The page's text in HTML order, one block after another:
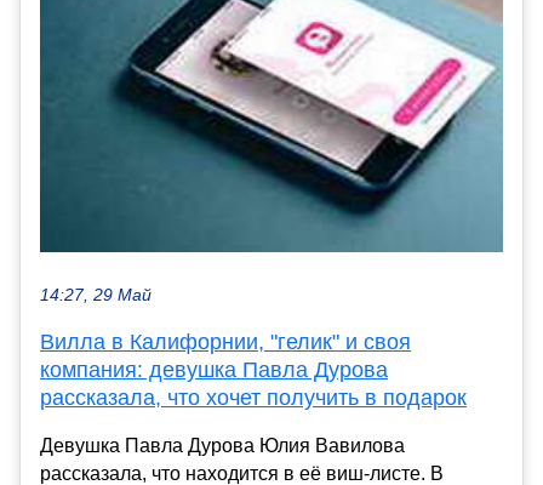
14:27, 29 Май
Вилла в Калифорнии, "гелик" и своя
компания: девушка Павла Дурова
рассказала, что хочет получить в подарок
Девушка Павла Дурова Юлия Вавилова
рассказала, что находится в её виш-листе. В